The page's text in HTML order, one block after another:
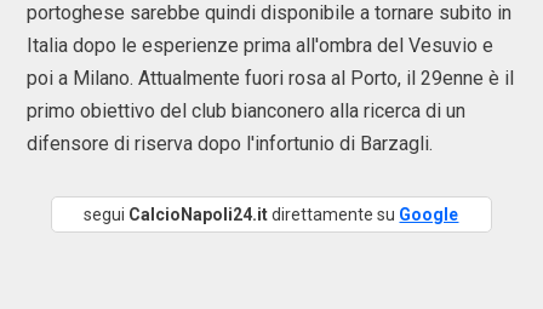
portoghese sarebbe quindi disponibile a tornare subito in
Italia dopo le esperienze prima all'ombra del Vesuvio e
poi a Milano. Attualmente fuori rosa al Porto, il 29enne è il
primo obiettivo del club bianconero alla ricerca di un
difensore di riserva dopo l'infortunio di Barzagli.
segui CalcioNapoli24.itdirettamente su Google